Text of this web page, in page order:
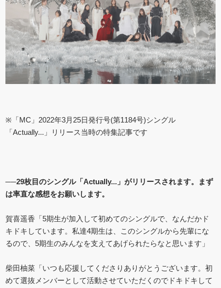
※「MC」2022年3月25日発行号(第1184号)シングル
「Actually...」リリース当時の特集記事です
──29枚目のシングル「Actually...」がリリースされます。まず
は率直な感想をお願いします。
賀喜遥香「5期生が加入して初めてのシングルで、なんだかド
キドキしています。私達4期生は、このシングルから先輩にな
るので、5期生のみんなを支えてあげられたらなと思います」
柴田柚菜「いつも応援してくださりありがとうございます。初
めて選抜メンバーとして活動させていただくのでドキドキして